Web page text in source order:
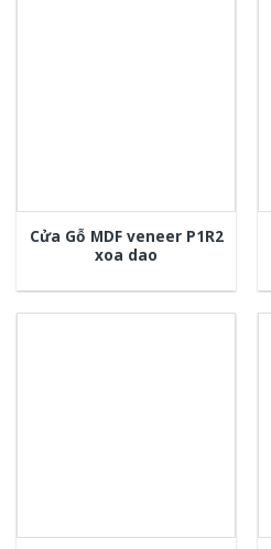
Cửa Gỗ MDF veneer P1R2
xoa dao